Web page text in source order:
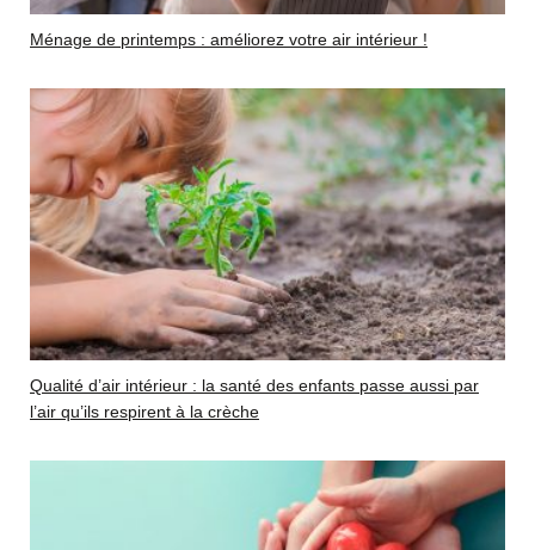
Ménage de printemps : améliorez votre air intérieur !
Qualité d’air intérieur : la santé des enfants passe aussi par
l’air qu’ils respirent à la crèche